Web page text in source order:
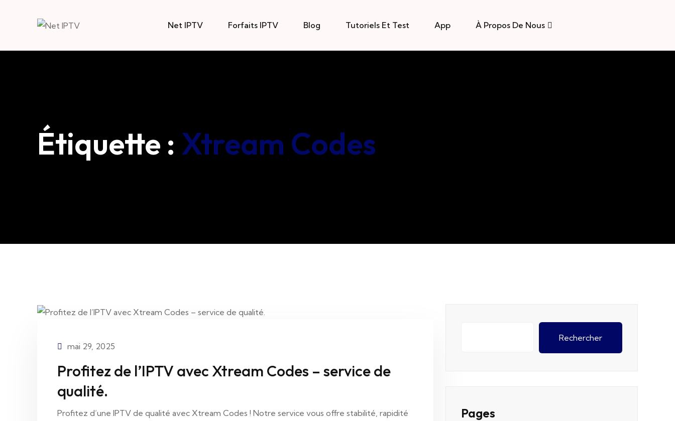
Net IPTV Forfaits IPTV Blog Tutoriels Et Test App À Propos De Nous
Étiquette : Xtream Codes
mai 29, 2025
Profitez de l’IPTV avec Xtream Codes – service de
qualité.
Profitez d’une IPTV de qualité avec Xtream Codes ! Notre service vous offre stabilité, rapidité
Rechercher
Pages